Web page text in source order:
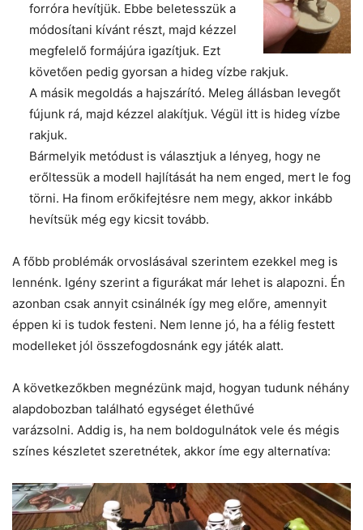
forróra hevítjük. Ebbe beletesszük a
módosítani kívánt részt, majd kézzel
megfelelő formájúra igazítjuk. Ezt
követően pedig gyorsan a hideg vízbe rakjuk.
A másik megoldás a hajszárító. Meleg állásban levegőt
fújunk rá, majd kézzel alakítjuk. Végül itt is hideg vízbe
rakjuk.
Bármelyik metódust is választjuk a lényeg, hogy ne
erőltessük a modell hajlítását ha nem enged, mert le fog
törni. Ha finom erőkifejtésre nem megy, akkor inkább
hevítsük még egy kicsit tovább.
A főbb problémák orvoslásával szerintem ezekkel meg is
lennénk. Igény szerint a figurákat már lehet is alapozni. Én
azonban csak annyit csinálnék így meg előre, amennyit
éppen ki is tudok festeni. Nem lenne jó, ha a félig festett
modelleket jól összefogdosnánk egy játék alatt.
A következőkben megnézünk majd, hogyan tudunk néhány
alapdobozban található egységet élethűvé
varázsolni. Addig is, ha nem boldogulnátok vele és mégis
színes készletet szeretnétek, akkor íme egy alternatíva: